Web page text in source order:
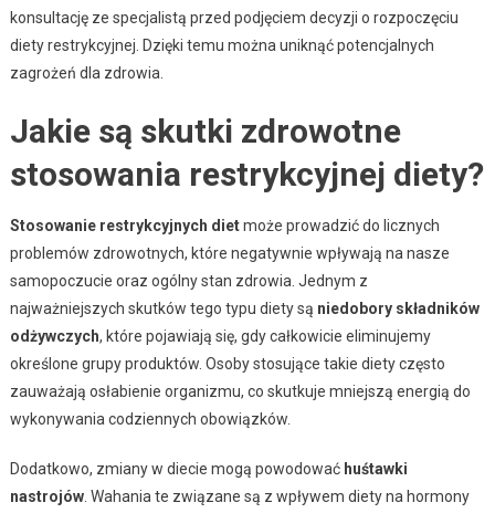
konsultację ze specjalistą przed podjęciem decyzji o rozpoczęciu
diety restrykcyjnej. Dzięki temu można uniknąć potencjalnych
zagrożeń dla zdrowia.
Jakie są skutki zdrowotne
stosowania restrykcyjnej diety?
Stosowanie restrykcyjnych dietmoże prowadzić do licznych
problemów zdrowotnych, które negatywnie wpływają na nasze
samopoczucie oraz ogólny stan zdrowia. Jednym z
najważniejszych skutków tego typu diety są niedobory składników
odżywczych, które pojawiają się, gdy całkowicie eliminujemy
określone grupy produktów. Osoby stosujące takie diety często
zauważają osłabienie organizmu, co skutkuje mniejszą energią do
wykonywania codziennych obowiązków.
Dodatkowo, zmiany w diecie mogą powodować huśtawki
nastrojów. Wahania te związane są z wpływem diety na hormony